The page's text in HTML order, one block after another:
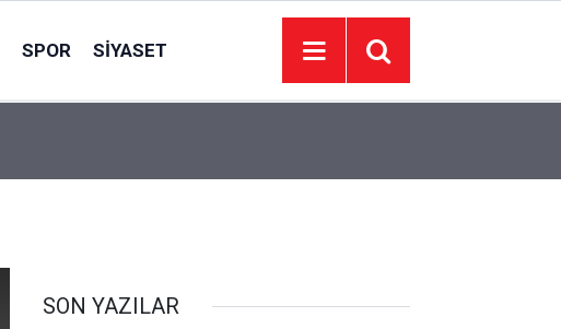
SPOR SIYASET
SON YAZILAR